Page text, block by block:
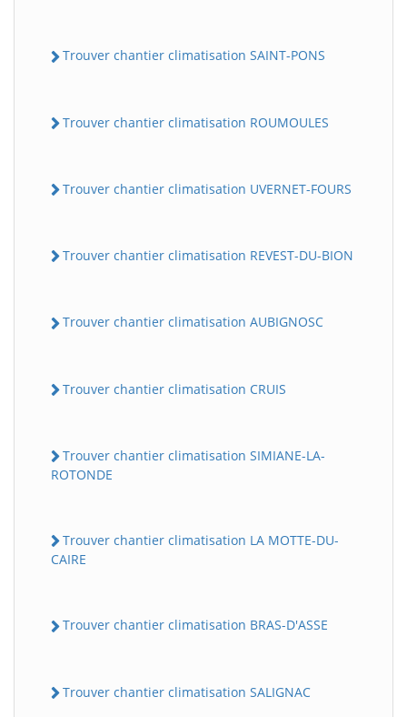
Trouver chantier climatisation SAINT-PONS
Trouver chantier climatisation ROUMOULES
Trouver chantier climatisation UVERNET-FOURS
Trouver chantier climatisation REVEST-DU-BION
Trouver chantier climatisation AUBIGNOSC
Trouver chantier climatisation CRUIS
Trouver chantier climatisation SIMIANE-LA-
ROTONDE
Trouver chantier climatisation LA MOTTE-DU-
CAIRE
Trouver chantier climatisation BRAS-D'ASSE
Trouver chantier climatisation SALIGNAC